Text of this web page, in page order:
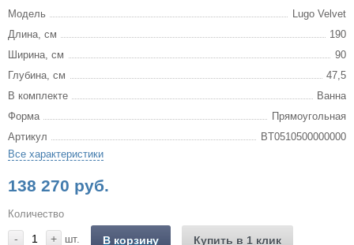
Модель
Lugo Velvet
Длина, см
190
Ширина, см
90
Глубина, см
47,5
В комплекте
Ванна
Форма
Прямоугольная
Артикул
BT0510500000000
Все характеристики
138 270 руб.
Количество
- + шт. В корзину Купить в 1 клик